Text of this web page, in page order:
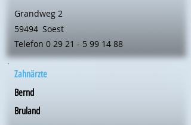
Grandweg 2
59494 Soest
Telefon 0 29 21 - 5 99 14 88
Zahnärzte
Bernd
Bruland